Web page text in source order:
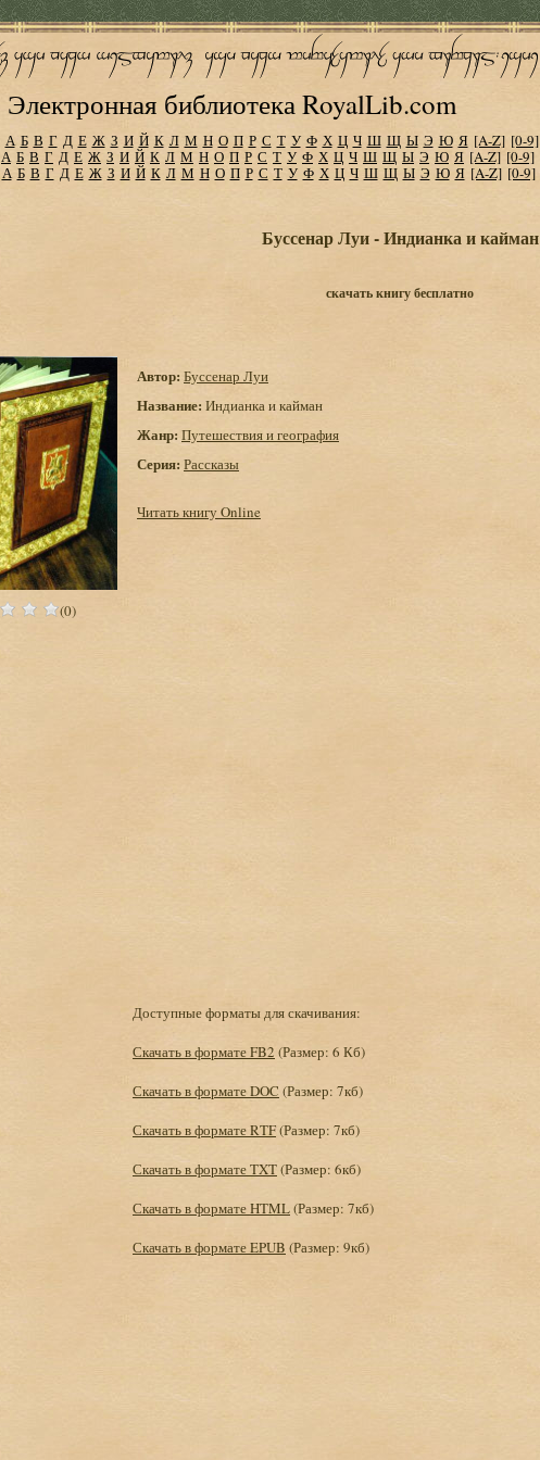
Электронная библиотека RoyalLib.com
А Б В Г Д Е Ж З И Й К Л М Н О П Р С Т У Ф Х Ц Ч Ш Щ Ы Э Ю Я [A-Z] [0-9]
А Б В Г Д Е Ж З И Й К Л М Н О П Р С Т У Ф Х Ц Ч Ш Щ Ы Э Ю Я [A-Z] [0-9]
А Б В Г Д Е Ж З И Й К Л М Н О П Р С Т У Ф Х Ц Ч Ш Щ Ы Э Ю Я [A-Z] [0-9]
Буссенар Луи - Индианка и кайман
скачать книгу бесплатно
(0)
Автор: Буссенар Луи
Название: Индианка и кайман
Жанр: Путешествия и география
Серия: Рассказы
Читать книгу Online
Доступные форматы для скачивания:
Скачать в формате FB2 (Размер: 6 Кб)
Скачать в формате DOC (Размер: 7кб)
Скачать в формате RTF(Размер: 7кб)
Скачать в формате TXT(Размер: 6кб)
Скачать в формате HTML(Размер: 7кб)
Скачать в формате EPUB (Размер: 9кб)